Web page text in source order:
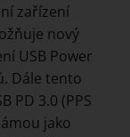
zařízení
nový
USB Power
Dále tento
PD 3.0 (PPS
jako